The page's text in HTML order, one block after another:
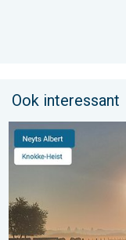
Ook interessant
De weerfoto van de